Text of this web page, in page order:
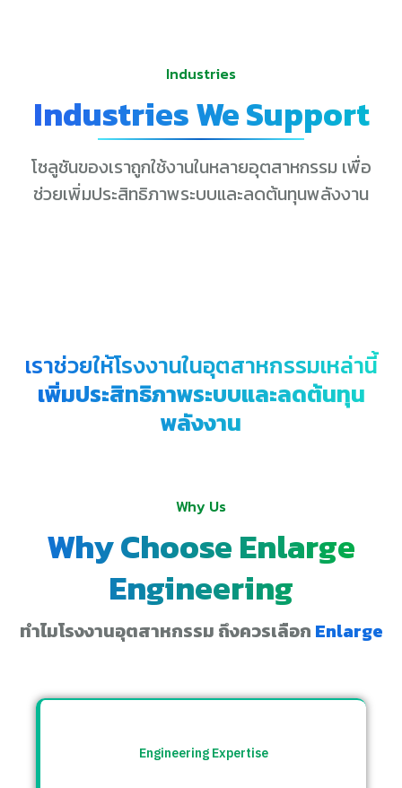
Industries
Industries We Support
โซลูชันของเราถูกใช้งานในหลายอุตสาหกรรม เพื่อ
ช่วยเพิ่มประสิทธิภาพระบบและลดต้นทุนพลังงาน
เราช่วยให้โรงงานในอุตสาหกรรมเหล่านี้
เพิ่มประสิทธิภาพระบบและลดต้นทุน
พลังงาน
Why Us
Why Choose Enlarge
Engineering
ทำไมโรงงานอุตสาหกรรม ถึงควรเลือก Enlarge
Engineering Expertise